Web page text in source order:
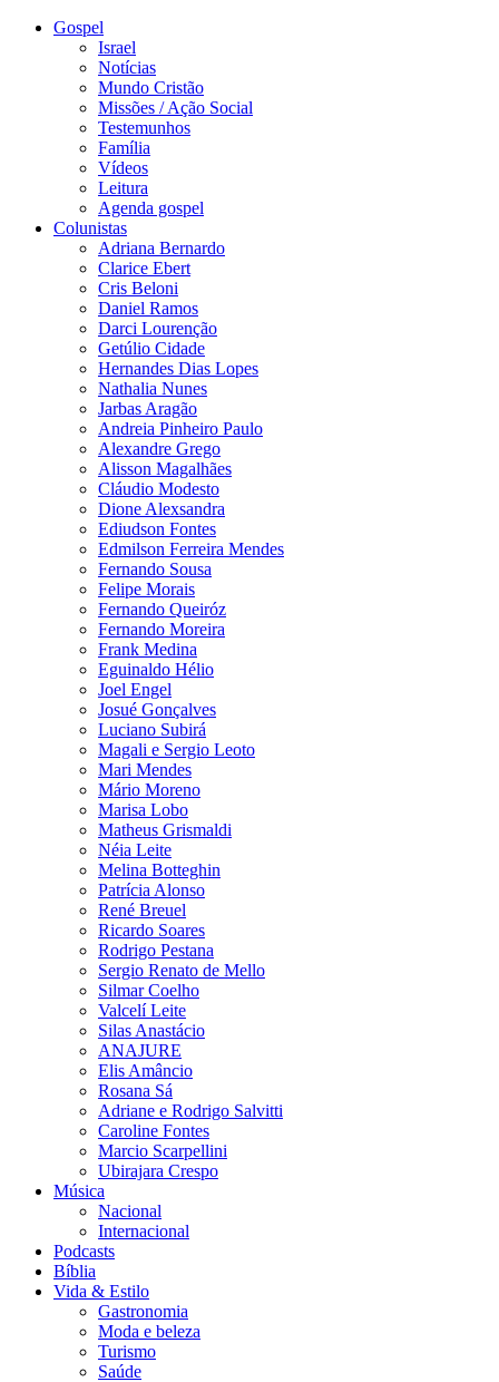
Gospel
Israel
Notícias
Mundo Cristão
Missões / Ação Social
Testemunhos
Família
Vídeos
Leitura
Agenda gospel
Colunistas
Adriana Bernardo
Clarice Ebert
Cris Beloni
Daniel Ramos
Darci Lourenção
Getúlio Cidade
Hernandes Dias Lopes
Nathalia Nunes
Jarbas Aragão
Andreia Pinheiro Paulo
Alexandre Grego
Alisson Magalhães
Cláudio Modesto
Dione Alexsandra
Ediudson Fontes
Edmilson Ferreira Mendes
Fernando Sousa
Felipe Morais
Fernando Queiróz
Fernando Moreira
Frank Medina
Eguinaldo Hélio
Joel Engel
Josué Gonçalves
Luciano Subirá
Magali e Sergio Leoto
Mari Mendes
Mário Moreno
Marisa Lobo
Matheus Grismaldi
Néia Leite
Melina Botteghin
Patrícia Alonso
René Breuel
Ricardo Soares
Rodrigo Pestana
Sergio Renato de Mello
Silmar Coelho
Valcelí Leite
Silas Anastácio
ANAJURE
Elis Amâncio
Rosana Sá
Adriane e Rodrigo Salvitti
Caroline Fontes
Marcio Scarpellini
Ubirajara Crespo
Música
Nacional
Internacional
Podcasts
Bíblia
Vida & Estilo
Gastronomia
Moda e beleza
Turismo
Saúde